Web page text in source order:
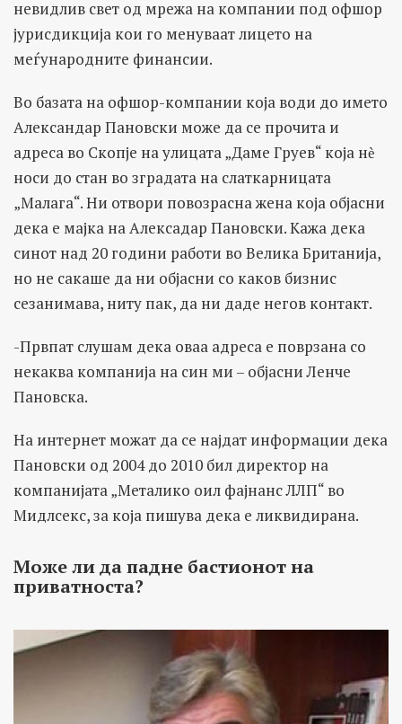
невидлив свет од мрежа на компании под офшор
јурисдикција кои го менуваат лицето на
меѓународните финансии.
Во базата на офшор-компании која води до името
Александар Пановски може да се прочита и
адреса во Скопје на улицата „Даме Груев“ која нѐ
носи до стан во зградата на слаткарницата
„Малага“. Ни отвори повозрасна жена која објасни
дека е мајка на Алексадар Пановски. Кажа дека
синот над 20 години работи во Велика Британија,
но не сакаше да ни објасни со каков бизнис
сезанимава, ниту пак, да ни даде негов контакт.
-Првпат слушам дека оваа адреса е поврзана со
некаква компанија на син ми – објасни Ленче
Пановска.
На интернет можат да се најдат информации дека
Пановски од 2004 до 2010 бил директор на
компанијата „Металико оил фајнанс ЛЛП“ во
Мидлсекс, за која пишува дека е ликвидирана.
Може ли да падне бастионот на
приватноста?